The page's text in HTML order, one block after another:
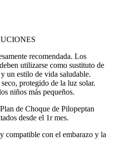
recomendada. Los
utilizarse como sustituto de
un estilo de vida saludable.
protegido de la luz solar.
niños más pequeños.
de Choque de Pilopeptan
desde el 1r mes.
compatible con el embarazo y la